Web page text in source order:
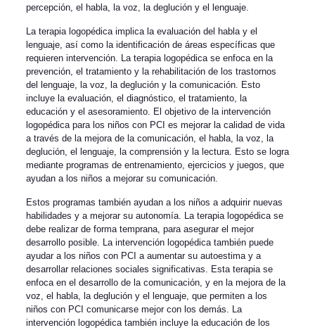
percepción, el habla, la voz, la deglución y el lenguaje.
La terapia logopédica implica la evaluación del habla y el
lenguaje, así como la identificación de áreas específicas que
requieren intervención. La terapia logopédica se enfoca en la
prevención, el tratamiento y la rehabilitación de los trastornos
del lenguaje, la voz, la deglución y la comunicación. Esto
incluye la evaluación, el diagnóstico, el tratamiento, la
educación y el asesoramiento. El objetivo de la intervención
logopédica para los niños con PCI es mejorar la calidad de vida
a través de la mejora de la comunicación, el habla, la voz, la
deglución, el lenguaje, la comprensión y la lectura. Esto se logra
mediante programas de entrenamiento, ejercicios y juegos, que
ayudan a los niños a mejorar su comunicación.
Estos programas también ayudan a los niños a adquirir nuevas
habilidades y a mejorar su autonomía. La terapia logopédica se
debe realizar de forma temprana, para asegurar el mejor
desarrollo posible. La intervención logopédica también puede
ayudar a los niños con PCI a aumentar su autoestima y a
desarrollar relaciones sociales significativas. Esta terapia se
enfoca en el desarrollo de la comunicación, y en la mejora de la
voz, el habla, la deglución y el lenguaje, que permiten a los
niños con PCI comunicarse mejor con los demás. La
intervención logopédica también incluye la educación de los